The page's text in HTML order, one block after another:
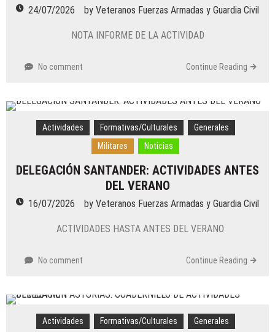
24/07/2026 by Veteranos Fuerzas Armadas y Guardia Civil
NOTA INFORME DE LA ACTIVIDAD
No comment Continue Reading
Actividades Formativas/Culturales
Generales
Militares
Noticias
DELEGACIÓN SANTANDER: ACTIVIDADES ANTES
DEL VERANO
16/07/2026 by Veteranos Fuerzas Armadas y Guardia Civil
ACTIVIDADES HASTA ANTES DEL VERANO
No comment Continue Reading
Actividades Formativas/Culturales Generales